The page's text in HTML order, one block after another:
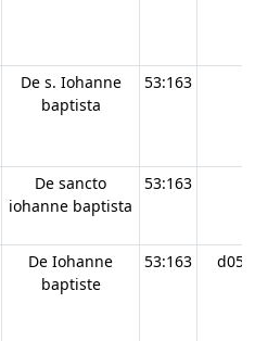
De s. Iohanne
baptista
53:163
De sancto
iohanne baptista
53:163
De Iohanne
baptiste
53:163 d05